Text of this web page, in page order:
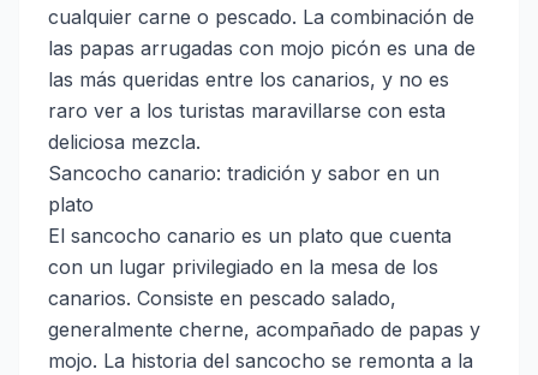
cualquier carne o pescado. La combinación de
las papas arrugadas con mojo picón es una de
las más queridas entre los canarios, y no es
raro ver a los turistas maravillarse con esta
deliciosa mezcla.
Sancocho canario: tradición y sabor en un
plato
El sancocho canario es un plato que cuenta
con un lugar privilegiado en la mesa de los
canarios. Consiste en pescado salado,
generalmente cherne, acompañado de papas y
mojo. La historia del sancocho se remonta a la